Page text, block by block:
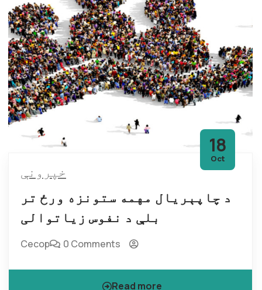
18
Oct
خپرونې
د چاپېریال مهمه ستونزه ورځ تر
بلې د نفوس زیاتوالی
Cecop 0 Comments
Read more